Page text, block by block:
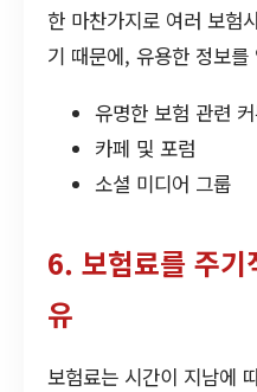
한 마찬가지로 여러 보험
기 때문에, 유용한 정보
유명한 보험 관련
카페 및 포럼
소셜 미디어 그룹
6. 보험료를 주기
유
보험료는 시간이 지남에